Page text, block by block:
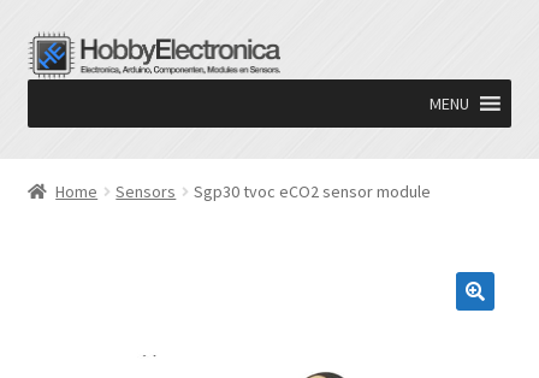
Ga
door
navigatie
Ga
naar
inhoud
MENU
Home Sensors Sgp30 tvoc eCO2 sensor module